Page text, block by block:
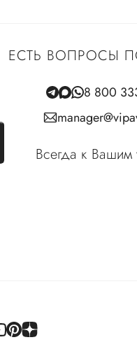
ЕСТЬ ВОПРОСЫ
8 800
Всегда к Вашим